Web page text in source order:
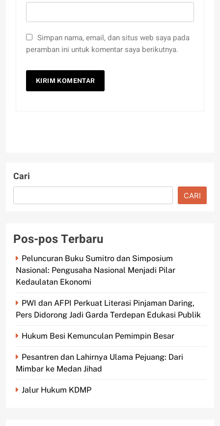
Simpan nama, email, dan situs web saya pada
peramban ini untuk komentar saya berikutnya.
Cari
CARI
Pos-pos Terbaru
Peluncuran Buku Sumitro dan Simposium
Nasional: Pengusaha Nasional Menjadi Pilar
Kedaulatan Ekonomi
PWI dan AFPI Perkuat Literasi Pinjaman Daring,
Pers Didorong Jadi Garda Terdepan Edukasi Publik
Hukum Besi Kemunculan Pemimpin Besar
Pesantren dan Lahirnya Ulama Pejuang: Dari
Mimbar ke Medan Jihad
Jalur Hukum KDMP